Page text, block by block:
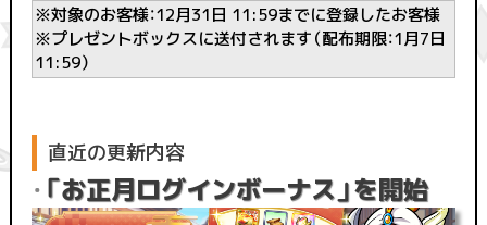
※対象のお客様：12月31日 11:59までに登録したお客様
※プレゼントボックスに送付されます（配布期限：1月7日
11:59）
直近の更新内容
・ 「お正月ログインボーナス」を開始